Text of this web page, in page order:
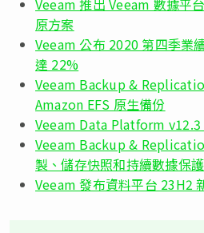
Veeam 推出 Veeam 數據平
原方案
Veeam 公布 2020 第四季業
達 22%
Veeam Backup &
Amazon EFS 原生備份
Veeam Data Platform v12.3
Veeam Backup &
製、儲存快照和持續數據保
Veeam 發布資料平台 23H2